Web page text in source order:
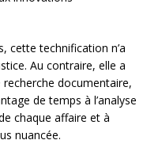
cette technification n’a
Au contraire, elle a
documentaire,
de temps à l’analyse
chaque affaire et à
nuancée.